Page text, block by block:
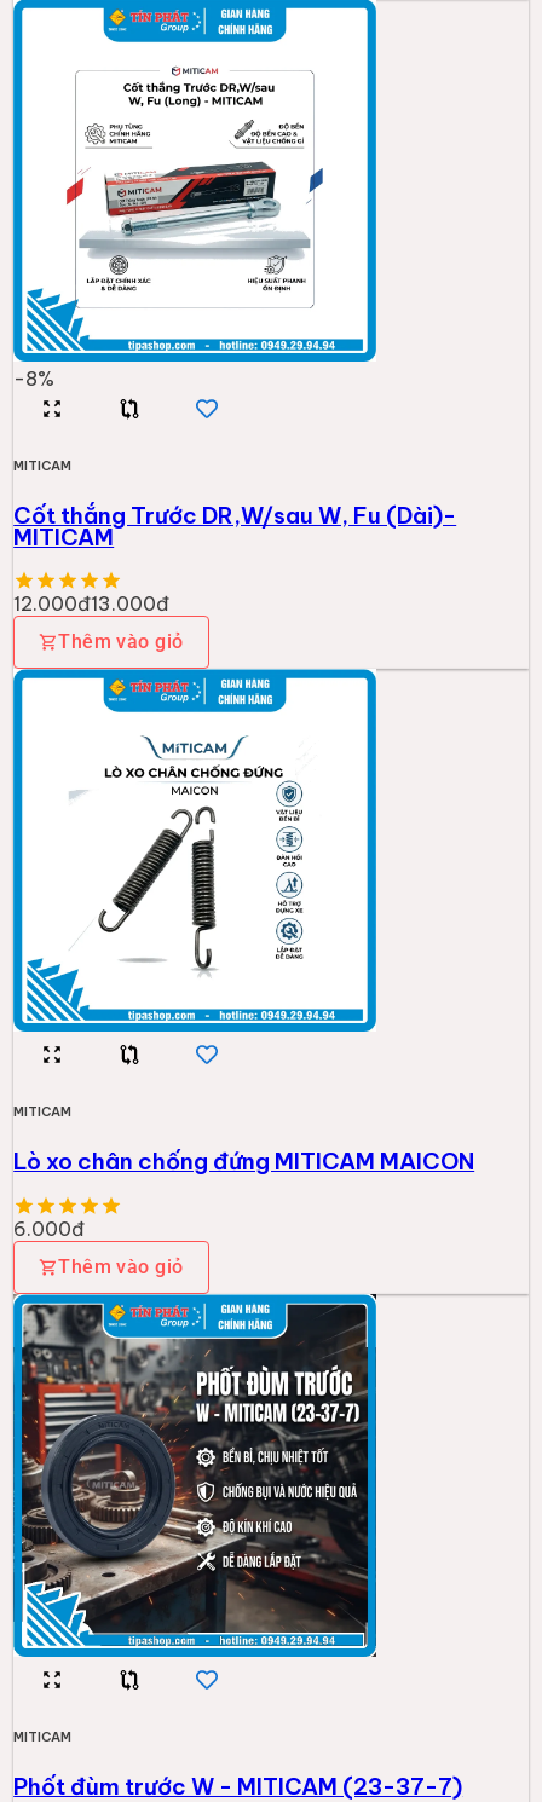
-8%
MITICAM
Cốt thắng Trước DR,W/sau W, Fu (Dài)-
MITICAM
12.000đ13.000đ
Thêm vào giỏ
MITICAM
Lò xo chân chống đứng MITICAM MAICON
6.000đ
Thêm vào giỏ
MITICAM
Phốt đùm trước W - MITICAM (23-37-7)